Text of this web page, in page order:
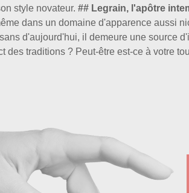
style novateur.## Legrain, l'apôtre
dans un domaine d'apparence aussi
d'aujourd'hui, il demeure une source
des traditions ? Peut-être est-ce à votre